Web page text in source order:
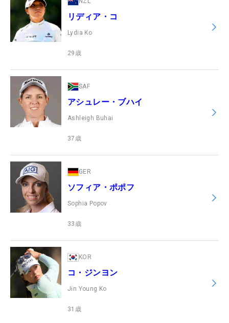
リディア・コ
Lydia Ko
29 歳
SAF
アシュレー・ブハイ
Ashleigh Buhai
37 歳
GER
ソフィア・ポポフ
Sophia Popov
33 歳
KOR
コ・ジンヨン
Jin Young Ko
31 歳